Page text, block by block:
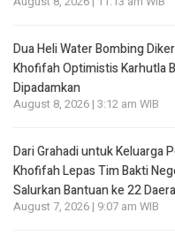
Dua Heli Water Bombing
Khofifah Optimistis Karhutla
Dipadamkan
August 8, 2026 | 3:12 am WIB
Dari Grahadi untuk Keluarga
Khofifah Lepas Tim Bakti
Salurkan Bantuan ke 22
August 7, 2026 | 9:07 am WIB